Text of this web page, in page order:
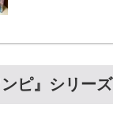
ンピ』シリーズ